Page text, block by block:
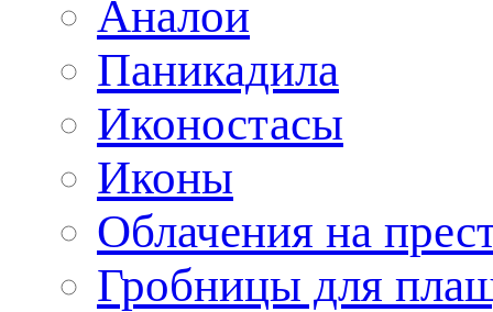
Аналои
Паникадила
Иконостасы
Иконы
Облачения на
Гробницы для